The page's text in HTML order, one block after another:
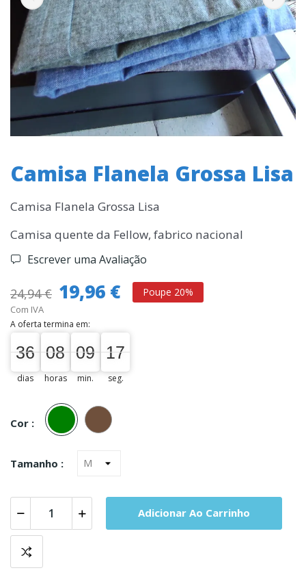
Camisa Flanela Grossa Lisa
Camisa Flanela Grossa Lisa
Camisa quente da Fellow, fabrico nacional
Escrever uma Avaliação
24,94 € 19,96 € Poupe 20%
Com IVA
A oferta termina em:
36
36
00
dias
08
08
00
horas
09
09
00
min.
17
17
18
seg.
Cor :
Verde
Tamanho :
Adicionar Ao Carrinho